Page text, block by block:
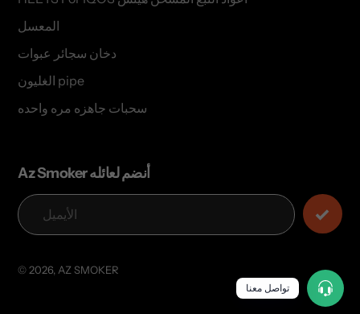
المعسل
دخان سجائر عبوات
الغليون pipe
سحبات جاهزه مره واحده
Az Smoker أنضم لعائله
© 2026, AZ SMOKER
تواصل معنا